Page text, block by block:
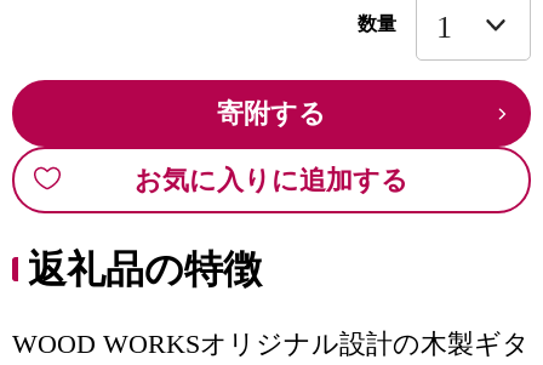
数量
寄附する
お気に入りに追加する
返礼品の特徴
WOOD WORKSオリジナル設計の木製ギタ